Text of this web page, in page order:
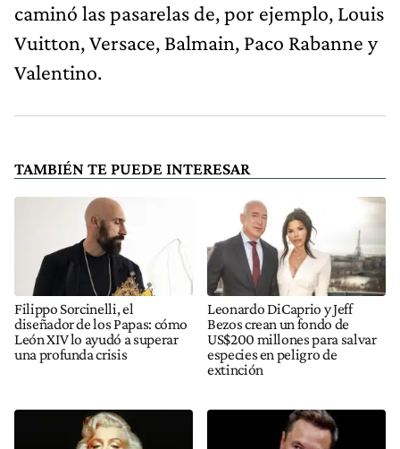
caminó las pasarelas de, por ejemplo, Louis
Vuitton, Versace, Balmain, Paco Rabanne y
Valentino.
TAMBIÉN TE PUEDE INTERESAR
Filippo Sorcinelli, el
diseñador de los Papas: cómo
León XIV lo ayudó a superar
una profunda crisis
Leonardo DiCaprio y Jeff
Bezos crean un fondo de
US$200 millones para salvar
especies en peligro de
extinción